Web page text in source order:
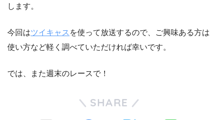
します。
今回はツイキャス を使って放送するので、ご興味ある方は
使い方など軽く調べていただければ幸いです。
では、また週末のレースで！
SHARE